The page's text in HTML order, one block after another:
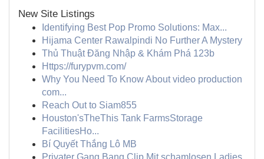
New Site Listings
Identifying Best Pop Promo Solutions: Max...
Hijama Center Rawalpindi No Further A Mystery
Thủ Thuật Đăng Nhập & Khám Phá 123b
Https://furypvm.com/
Why You Need To Know About video production
com...
Reach Out to Siam855
Houston'sTheThis Tank FarmsStorage
FacilitiesHo...
Bí Quyết Thắng Lô MB
Privater Gang Bang Clip Mit schamlosen Ladies